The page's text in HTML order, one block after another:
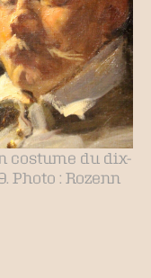
costume du dix-
Photo : Rozenn